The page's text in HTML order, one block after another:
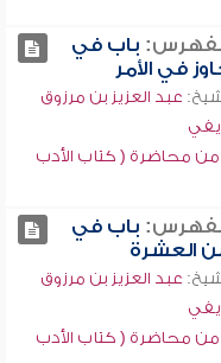
باب في
في الأمر
عبد العزيز بن مرزوق
محاضرة ( كتاب الأدب
باب في
العشرة
عبد العزيز بن مرزوق
محاضرة ( كتاب الأدب